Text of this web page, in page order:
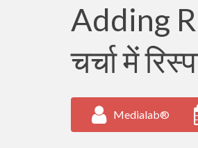
Adding
चर्चा में
Medialab®